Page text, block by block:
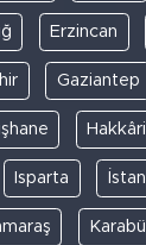
Erzincan
Gaziantep
Hakkâri
Isparta